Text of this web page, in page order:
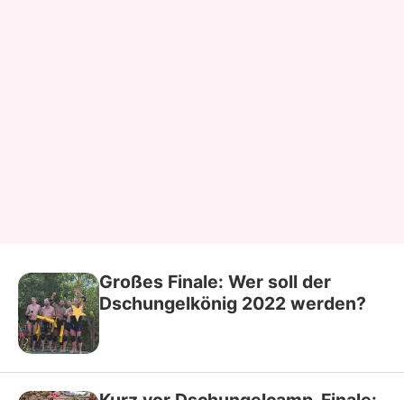
Großes Finale: Wer soll der
Dschungelkönig 2022 werden?